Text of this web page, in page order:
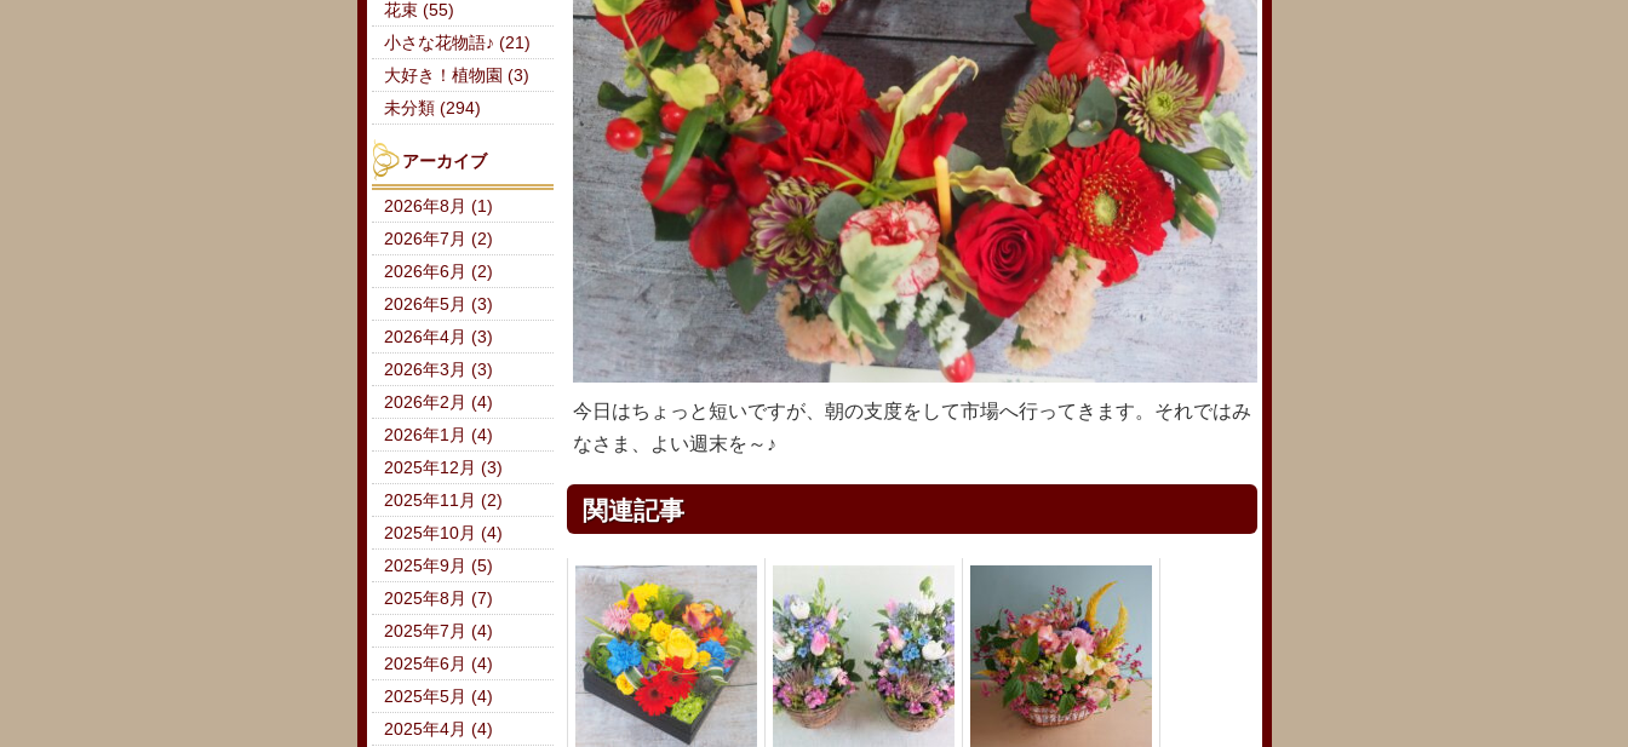
今日はちょっと短いですが、朝の支度をして市場へ行ってきます。それではみ
なさま、よい週末を～♪
関連記事
花束 (55)
小さな花物語♪ (21)
大好き！植物園 (3)
未分類 (294)
アーカイブ
2026年8月 (1)
2026年7月 (2)
2026年6月 (2)
2026年5月 (3)
2026年4月 (3)
2026年3月 (3)
2026年2月 (4)
2026年1月 (4)
2025年12月 (3)
2025年11月 (2)
2025年10月 (4)
2025年9月 (5)
2025年8月 (7)
2025年7月 (4)
2025年6月 (4)
2025年5月 (4)
2025年4月 (4)